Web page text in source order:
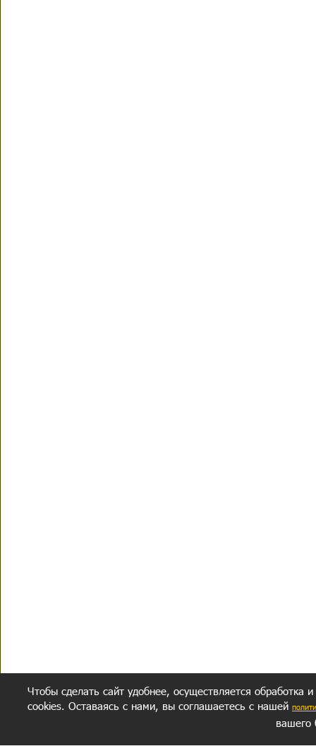
Чтобы сделать сайт удобнее, осуществляется обработка
cookies. Оставаясь с нами, вы соглашаетесь с нашей
вашего